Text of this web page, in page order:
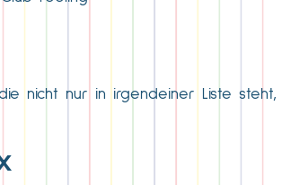
nicht nur in irgendeiner Liste